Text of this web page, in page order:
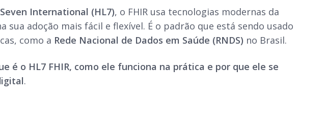
International (HL7), o FHIR usa tecnologias modernas da
sua adoção mais fácil e flexível. É o padrão que está sendo usado
como a Rede Nacional de Dados em Saúde (RNDS) no Brasil.
é o HL7 FHIR, como ele funciona na prática e por que ele se
.